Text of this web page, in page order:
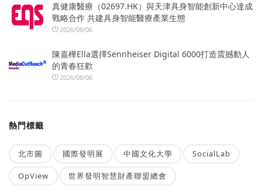
真健康醫療（02697.HK）與天津具身智能創新中心達成
戰略合作 共建具身智能醫療產業生態
2026/08/06
陳嘉樺Ella選擇Sennheiser Digital 6000打造震撼動人
的青春狂歡
2026/08/06
熱門標籤
北市圖 國際發明展 中國文化大學 SocialLab
OpView 世界發明智慧財產聯盟總會